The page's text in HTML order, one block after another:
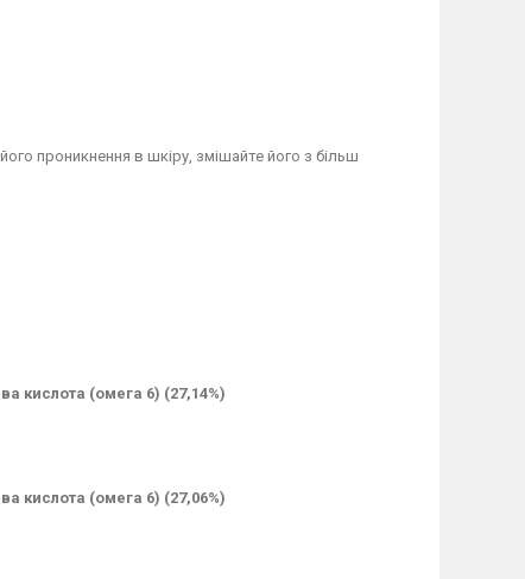
проникнення в шкіру, змішайте його з більш
кислота (омега 6) (27,14%)
кислота (омега 6) (27,06%)